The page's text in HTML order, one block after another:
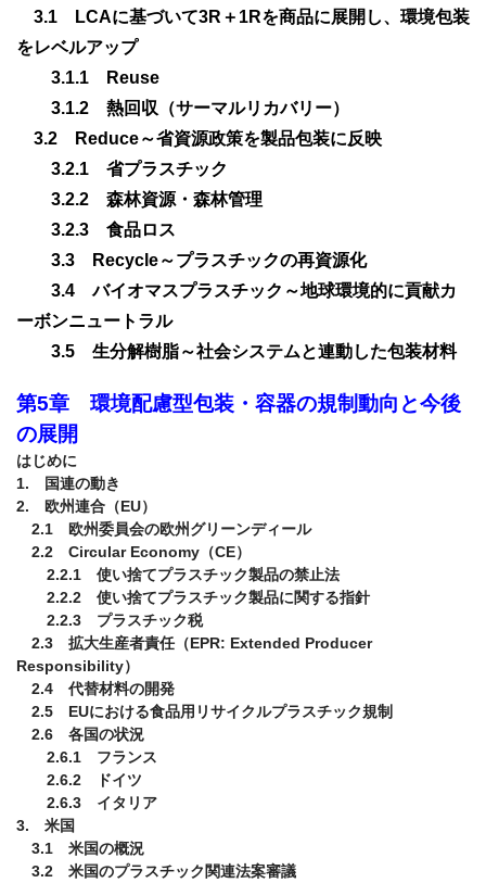
3.1　LCAに基づいて3R＋1Rを商品に展開し、環境包装
をレベルアップ
3.1.1　Reuse
3.1.2　熱回収（サーマルリカバリー）
3.2　Reduce～省資源政策を製品包装に反映
3.2.1　省プラスチック
3.2.2　森林資源・森林管理
3.2.3　食品ロス
3.3　Recycle～プラスチックの再資源化
3.4　バイオマスプラスチック～地球環境的に貢献カ
ーボンニュートラル
3.5　生分解樹脂～社会システムと連動した包装材料
第5章　環境配慮型包装・容器の規制動向と今後
の展開
はじめに
1.　国連の動き
2.　欧州連合（EU）
2.1　欧州委員会の欧州グリーンディール
2.2　Circular Economy（CE）
2.2.1　使い捨てプラスチック製品の禁止法
2.2.2　使い捨てプラスチック製品に関する指針
2.2.3　プラスチック税
2.3　拡大生産者責任（EPR: Extended Producer
Responsibility）
2.4　代替材料の開発
2.5　EUにおける食品用リサイクルプラスチック規制
2.6　各国の状況
2.6.1　フランス
2.6.2　ドイツ
2.6.3　イタリア
3.　米国
3.1　米国の概況
3.2　米国のプラスチック関連法案審議